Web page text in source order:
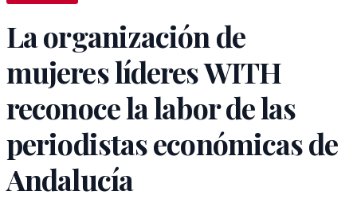
La organización de
mujeres líderes WITH
reconoce la labor de las
periodistas económicas de
Andalucía